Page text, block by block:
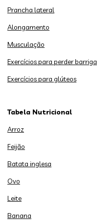
Prancha lateral
Alongamento
Musculação
Exercícios para perder barriga
Exercícios para glúteos
Tabela Nutricional
Arroz
Feijão
Batata inglesa
Ovo
Leite
Banana